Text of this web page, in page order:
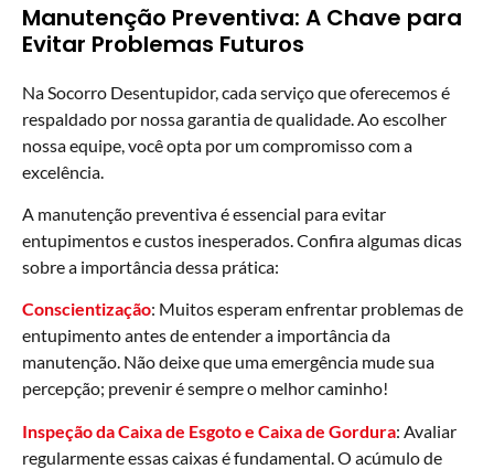
Manutenção Preventiva: A Chave para
Evitar Problemas Futuros
Na Socorro Desentupidor, cada serviço que oferecemos é
respaldado por nossa garantia de qualidade. Ao escolher
nossa equipe, você opta por um compromisso com a
excelência.
A manutenção preventiva é essencial para evitar
entupimentos e custos inesperados. Confira algumas dicas
sobre a importância dessa prática:
Conscientização: Muitos esperam enfrentar problemas de
entupimento antes de entender a importância da
manutenção. Não deixe que uma emergência mude sua
percepção; prevenir é sempre o melhor caminho!
Inspeção da Caixa de Esgoto e Caixa de Gordura: Avaliar
regularmente essas caixas é fundamental. O acúmulo de